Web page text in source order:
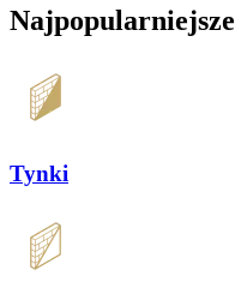
Najpopularniejsze
Tynki